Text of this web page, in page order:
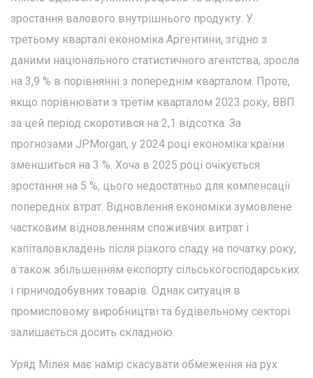
зростання валового внутрішнього продукту. У
третьому кварталі економіка Аргентини, згідно з
даними національного статистичного агентства, зросла
на 3,9 % в порівнянні з попереднім кварталом. Проте,
якщо порівнювати з третім кварталом 2023 року, ВВП
за цей період скоротився на 2,1 відсотка. За
прогнозами JPMorgan, у 2024 році економіка країни
зменшиться на 3 %. Хоча в 2025 році очікується
зростання на 5 %, цього недостатньо для компенсації
попередніх втрат. Відновлення економіки зумовлене
частковим відновленням споживчих витрат і
капіталовкладень після різкого спаду на початку року,
а також збільшенням експорту сільськогосподарських
і гірничодобувних товарів. Однак ситуація в
промисловому виробництві та будівельному секторі
залишається досить складною.
Уряд Мілея має намір скасувати обмеження на рух